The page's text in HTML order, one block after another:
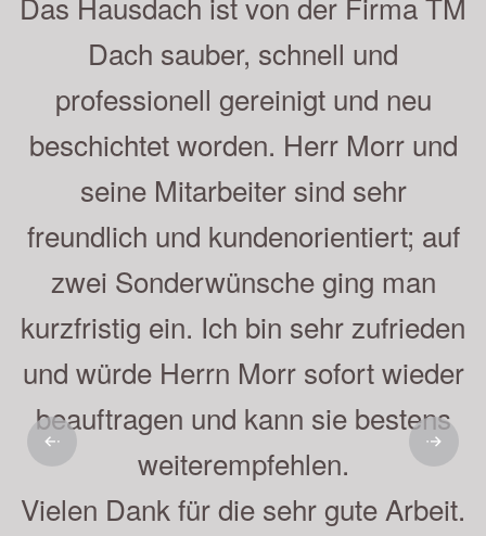
schnelle Ausführung der Arbeiten.
Herr Moor und sein Mitarbeiter sind
empfehlenswert, was wir gern getan
haben. Auch unsere Nachbarn sind
sehr zufrieden. Die Beschichtung ist
nun schon 5 Jahre auf dem Dach
und sieht immer noch sehr gut aus.